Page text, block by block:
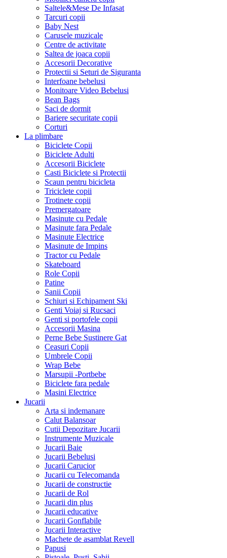
Saltele&Mese De Infasat
Tarcuri copii
Baby Nest
Carusele muzicale
Centre de activitate
Saltea de joaca copii
Accesorii Decorative
Protectii si Seturi de Siguranta
Interfoane bebelusi
Monitoare Video Bebelusi
Bean Bags
Saci de dormit
Bariere securitate copii
Corturi
La plimbare
Biciclete Copii
Biciclete Adulti
Accesorii Biciclete
Casti Biciclete si Protectii
Scaun pentru bicicleta
Triciclete copii
Trotinete copii
Premergatoare
Masinute cu Pedale
Masinute fara Pedale
Masinute Electrice
Masinute de Impins
Tractor cu Pedale
Skateboard
Role Copii
Patine
Sanii Copii
Schiuri si Echipament Ski
Genti Voiaj si Rucsaci
Genti si portofele copii
Accesorii Masina
Perne Bebe Sustinere Gat
Ceasuri Copii
Umbrele Copii
Wrap Bebe
Marsupii -Portbebe
Biciclete fara pedale
Masini Electrice
Jucarii
Arta si indemanare
Calut Balansoar
Cutii Depozitare Jucarii
Instrumente Muzicale
Jucarii Baie
Jucarii Bebelusi
Jucarii Carucior
Jucarii cu Telecomanda
Jucarii de constructie
Jucarii de Rol
Jucarii din plus
Jucarii educative
Jucarii Gonflabile
Jucarii Interactive
Machete de asamblat Revell
Papusi